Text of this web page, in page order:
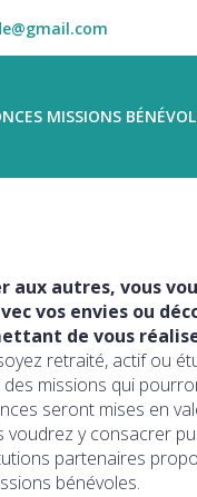
MISSIONS
aux autres, vous
vos envies ou
de vous
retraité, actif ou
missions qui
seront mises en
y consacrer
partenaires
bénévoles.